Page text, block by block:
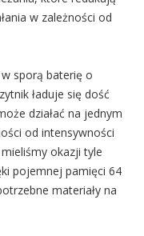
w zależności od
sporą baterię o
ładuje się dość
działać na jednym
od intensywności
okazji tyle
pojemnej pamięci 64
materiały na